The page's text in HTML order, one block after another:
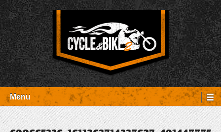
Aller
au
contenu
Cycle et Bike
Entretien Harley-Davidson, préparation et custom, boutique, pièces
détachées Rambouillet
Menu
Panneau de gestion des cookies